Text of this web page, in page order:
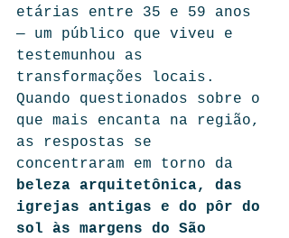
etárias entre 35 e 59 anos
— um público que viveu e
testemunhou as
transformações locais.
Quando questionados sobre o
que mais encanta na região,
as respostas se
concentraram em torno da
beleza arquitetônica, das
igrejas antigas e do pôr do
sol às margens do São